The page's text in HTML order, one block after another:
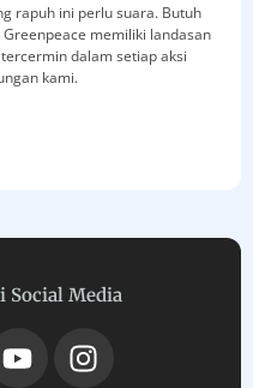
rapuh ini perlu suara. Butuh
memiliki landasan
dalam setiap aksi
kami.
Media